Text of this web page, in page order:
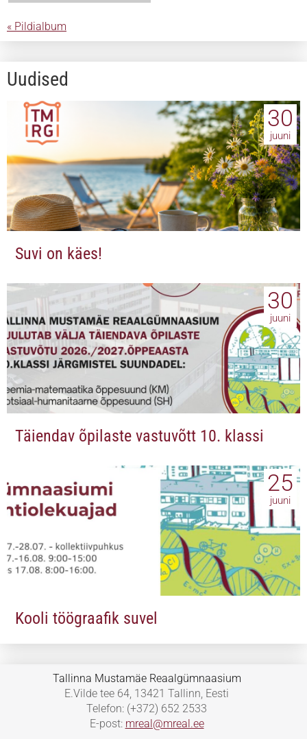
« Pildialbum
Uudised
30
juuni
Suvi on käes!
30
juuni
Täiendav õpilaste vastuvõtt 10. klassi
25
juuni
Kooli töögraafik suvel
Tallinna Mustamäe Reaalgümnaasium
E.Vilde tee 64, 13421 Tallinn, Eesti
Telefon: (+372) 652 2533
E-post: mreal@mreal.ee